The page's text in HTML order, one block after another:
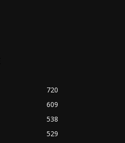
720
609
538
529